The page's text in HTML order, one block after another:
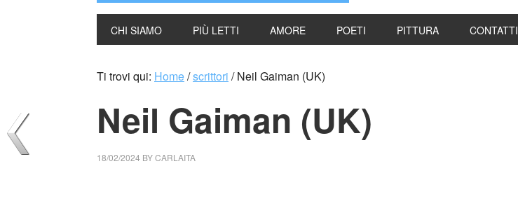
CHI SIAMO PIÙ LETTI AMORE POETI PITTURA CONTATTI
Ti trovi qui: Home/scrittori /Neil Gaiman (UK)
Neil Gaiman (UK)
18/02/2024 BYCARLAITA